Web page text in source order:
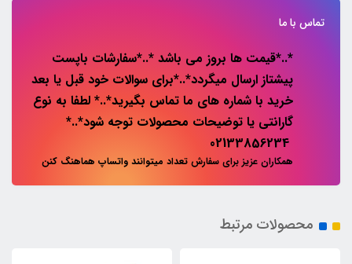
تماس با ما
*..*قیمت ها بروز می باشد *..*سفارشات باپست
پیشتاز ارسال میگردد*..*برای سوالات خود قبل یا بعد
خرید با شماره های ما تماس بگیرید*..* لطفا به نوع
گارانتی یا توضیحات محصولات توجه شود*..*
همکاران عزیز برای سفارش تعداد میتوانند واتساپ هماهنگ کنن
محصولات مرتبط